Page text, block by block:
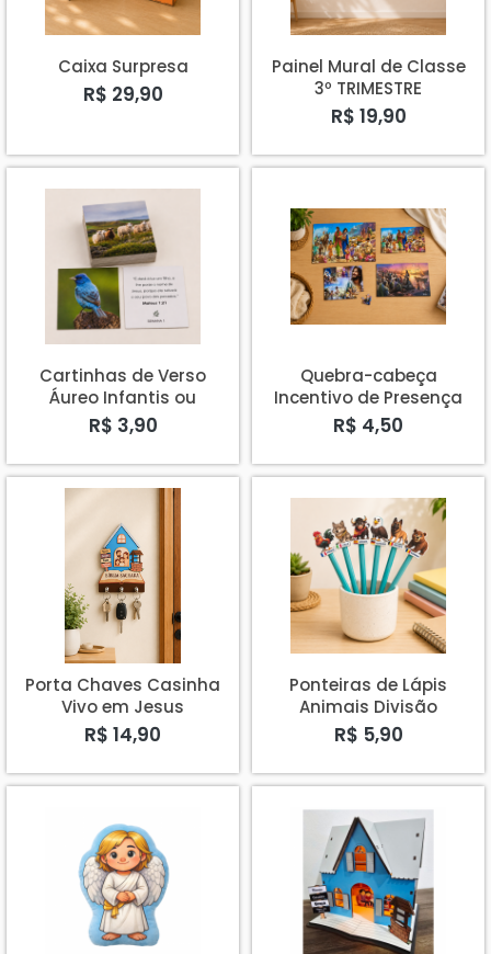
Caixa Surpresa
R$ 29,90
Painel Mural de Classe
3º TRIMESTRE
R$ 19,90
Cartinhas de Verso
Áureo Infantis ou
Primários 3º TRIMESTRE
R$ 3,90
Quebra-cabeça
Incentivo de Presença
ou Verso Áureo
R$ 4,50
Porta Chaves Casinha
Vivo em Jesus
R$ 14,90
Ponteiras de Lápis
Animais Divisão
Intereuropéia - kit com
R$ 5,90